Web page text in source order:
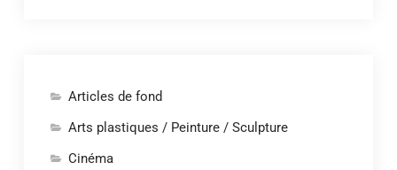
Articles de fond
Arts plastiques / Peinture / Sculpture
Cinéma